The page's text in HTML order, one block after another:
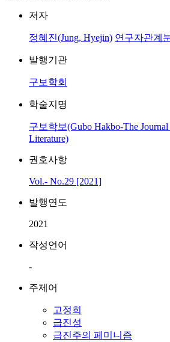
저자
정혜진(Jung, Hyejin) 연구자관계
발행기관
구보학회
학술지명
구보학보(Gubo Hakbo-The
Literature)
권호사항
Vol.- No.29 [2021]
발행연도
2021
작성언어
-
주제어
고정희
급진성
급진주의 페미니즘